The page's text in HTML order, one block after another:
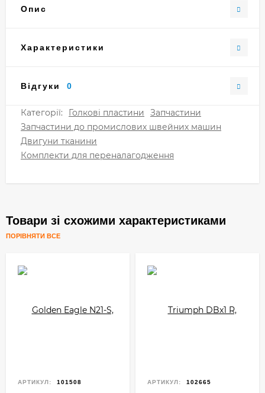
Опис
Характеристики
Відгуки 0
Категорії: Голкові пластини
Запчастини
Запчастини до промислових швейних машин
Двигуни тканини
Комплекти для переналагодження
Товари зі схожими характеристиками
ПОРІВНЯТИ ВСЕ
АРТИКУЛ: 101508 АРТИКУЛ: 102665